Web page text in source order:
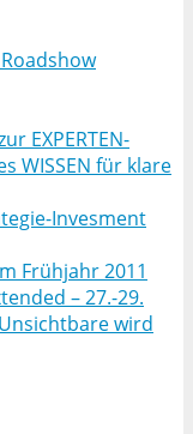
Roadshow
EXPERTEN-
WISSEN für klare
Invesment
Frühjahr 2011
– 27.-29.
wird